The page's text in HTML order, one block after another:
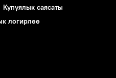
Купуялык саясаты
логирлөө